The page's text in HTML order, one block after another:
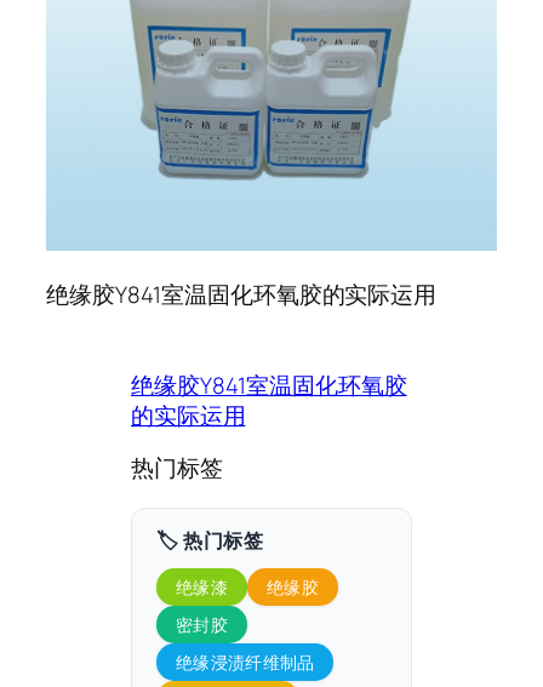
绝缘胶Y841室温固化环氧胶的实际运用
绝缘胶Y841室温固化环氧胶
的实际运用
热门标签
🏷️ 热门标签
绝缘漆
绝缘胶
密封胶
绝缘浸渍纤维制品